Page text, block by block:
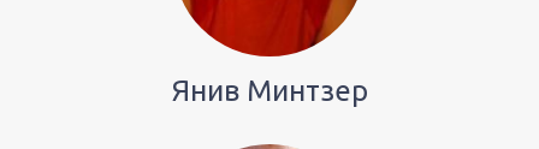
Янив Минтзер